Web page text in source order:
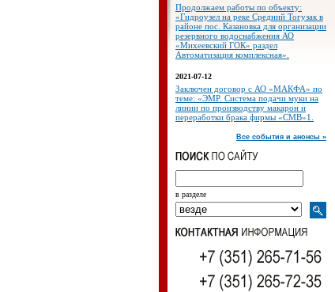
Продолжаем работы по объекту:
«Гидроузел на реке Средний Тогузак в
районе пос. Казановка для организации
резервного водоснабжения АО
«Михеевский ГОК» раздел
Автоматизация комплексная».
2021-07-12
Заключен договор с АО «МАКФА» по
теме: «ЭМР. Система подачи муки на
линии по производству макарон и
переработки брака фирмы «СМВ»1.
Все события и анонсы »
в разделе